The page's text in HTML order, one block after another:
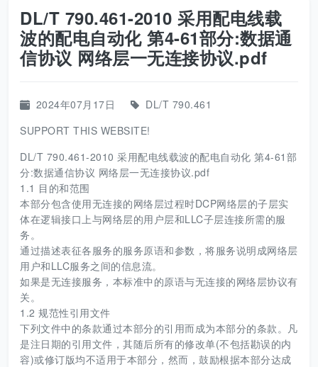
DL/T 790.461-2010 采用配电线载
波的配电自动化 第4-61部分:数据通
信协议 网络层一无连接协议.pdf
2024年07月17日
DL/T 790.461
SUPPORT THIS WEBSITE!
DL/T 790.461-2010 采用配电线载波的配电自动化 第4-61部
分:数据通信协议 网络层一无连接协议.pdf
1.1 目的和范围
本部分包含使用无连接的网络层过程时DCP网络层的子层实
体在逻辑接口上与网络层的用户层和LLC子层连接所需的服
务。
通过描述表征各服务的服务原语和参数，将服务说明成网络层
用户和LLC服务之间的信息流。
如果是无连接服务，本标准中的原语与无连接的网络层协议有
关。
1.2 规范性引用文件
下列文件中的条款通过本部分的引用而成为本部分的条款。凡
是注日期的引用文件，其随后所有的修改单(不包括勘误的内
容)或修订版均不适用于本部分，然而，鼓励根据本部分达成